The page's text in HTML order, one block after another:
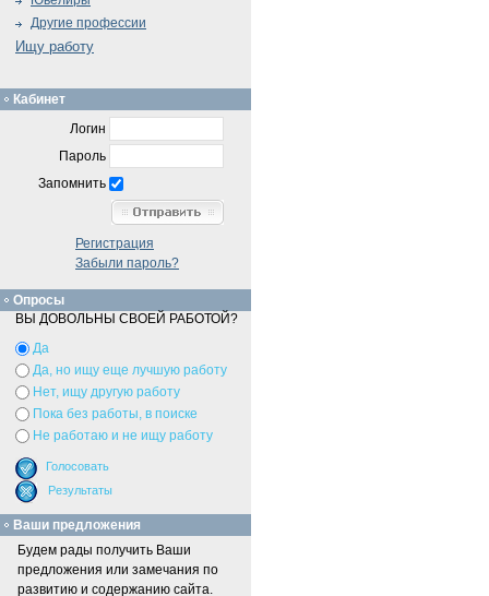
Другие профессии
Ищу работу
Кабинет
Логин
Пароль
Запомнить
Регистрация
Забыли пароль?
Опросы
ВЫ ДОВОЛЬНЫ СВОЕЙ РАБОТОЙ?
Да
Да, но ищу еще лучшую работу
Нет, ищу другую работу
Пока без работы, в поиске
Не работаю и не ищу работу
Ваши предложения
Будем рады получить Ваши
предложения или замечания по
развитию и содержанию сайта.